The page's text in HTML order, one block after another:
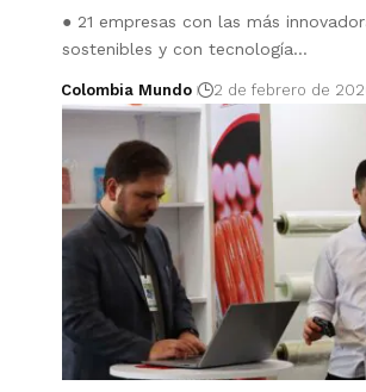
● 21 empresas con las más
sostenibles y con tecnología…
Colombia Mundo 2 de febrero de